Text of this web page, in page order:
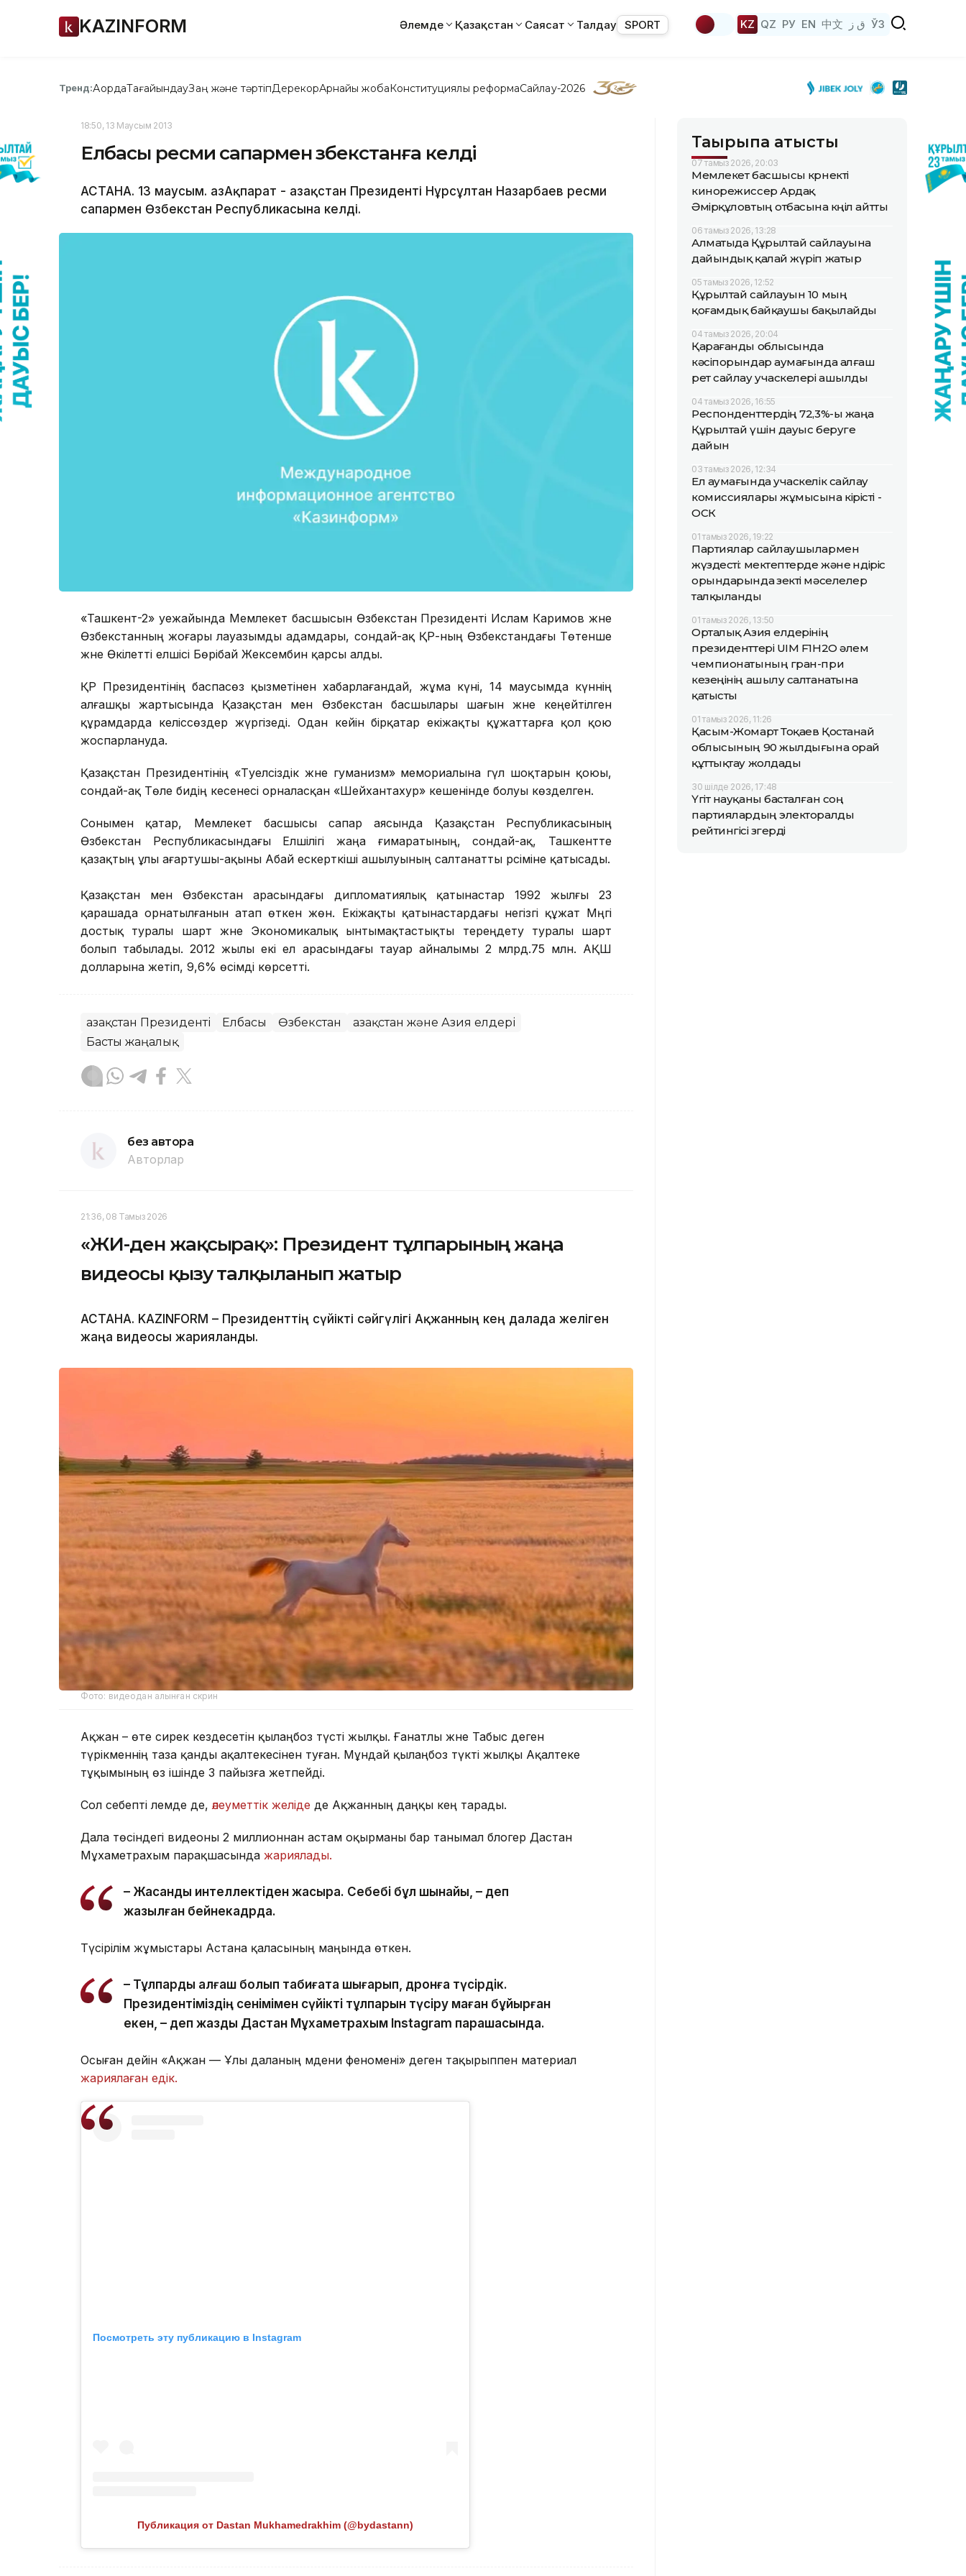
KAZINFORM Әлемде Қазақстан Саясат Талдау SPORT KZ QZ РУ EN 中文 ق ز ЎЗ
Тренд:АқордаТағайындауЗаң және тәртіпДерекқорАрнайы жобаКонституциялық реформаСайлау-2026
18:50, 13 Маусым 2013
Елбасы ресми сапармен Өзбекстанға келді
АСТАНА. 13 маусым. ҚазАқпарат - Қазақстан Президенті Нұрсұлтан Назарбаев ресми
сапармен Өзбекстан Республикасына келді.
«Ташкент-2» әуежайында Мемлекет басшысын Өзбекстан Президенті Ислам Каримов және
Өзбекстанның жоғары лауазымды адамдары, сондай-ақ ҚР-ның Өзбекстандағы Төтенше
және Өкілетті елшісі Бөрібай Жексембин қарсы алды.
ҚР Президентінің баспасөз қызметінен хабарлағандай, жұма күні, 14 маусымда күннің
алғашқы жартысында Қазақстан мен Өзбекстан басшылары шағын және кеңейтілген
құрамдарда келіссөздер жүргізеді. Одан кейін бірқатар екіжақты құжаттарға қол қою
жоспарлануда.
Қазақстан Президентінің «Тәуелсіздік және гуманизм» мемориалына гүл шоқтарын қоюы,
сондай-ақ Төле бидің кесенесі орналасқан «Шейхантахур» кешенінде болуы көзделген.
Сонымен қатар, Мемлекет басшысы сапар аясында Қазақстан Республикасының
Өзбекстан Республикасындағы Елшілігі жаңа ғимаратының, сондай-ақ, Ташкентте
қазақтың ұлы ағартушы-ақыны Абай ескерткіші ашылуының салтанатты рәсіміне қатысады.
Қазақстан мен Өзбекстан арасындағы дипломатиялық қатынастар 1992 жылғы 23
қарашада орнатылғанын атап өткен жөн. Екіжақты қатынастардағы негізгі құжат Мәңгі
достық туралы шарт және Экономикалық ынтымақтастықты тереңдету туралы шарт
болып табылады. 2012 жылы екі ел арасындағы тауар айналымы 2 млрд.75 млн. АҚШ
долларына жетіп, 9,6% өсімді көрсетті.
Қазақстан Президенті Елбасы Өзбекстан
Қазақстан және Азия елдері
Басты жаңалық
без автора
Авторлар
21:36, 08 Тамыз 2026
«ЖИ-ден жақсырақ»: Президент тұлпарының жаңа
видеосы қызу талқыланып жатыр
АСТАНА. KAZINFORM – Президенттің сүйікті сәйгүлігі Ақжанның кең далада желіген
жаңа видеосы жарияланды.
Фото: видеодан алынған скрин
Ақжан – өте сирек кездесетін қылаңбоз түсті жылқы. Ғанатлы және Табыс деген
түрікменнің таза қанды ақалтекесінен туған. Мұндай қылаңбоз түкті жылқы Ақалтеке
тұқымының өз ішінде 3 пайызға жетпейді.
Сол себепті әлемде де, әлеуметтік желіде де Ақжанның даңқы кең тарады.
Дала төсіндегі видеоны 2 миллионнан астам оқырманы бар танымал блогер Дастан
Мұхаметрахым парақшасында жариялады.
– Жасанды интеллектіден жақсырақ. Себебі бұл шынайы, – деп
жазылған бейнекадрда.
Түсірілім жұмыстары Астана қаласының маңында өткен.
– Тұлпарды алғаш болып табиғатқа шығарып, дронға түсірдік.
Президентіміздің сенімімен сүйікті тұлпарын түсіру маған бұйырған
екен, – деп жазды Дастан Мұхаметрахым Instagram парақшасында.
Осыған дейін «Ақжан — Ұлы даланың мәдени феномені» деген тақырыппен материал
жариялаған едік.
Посмотреть эту публикацию в Instagram
Публикация от Dastan Mukhamedrakhim (@bydastann)
Тақырыпқа қатысты
07 тамыз 2026, 20:03
Мемлекет басшысы көрнекті
кинорежиссер Ардақ
Әмірқұловтың отбасына көңіл айтты
06 тамыз 2026, 13:28
Алматыда Құрылтай сайлауына
дайындық қалай жүріп жатыр
05 тамыз 2026, 12:52
Құрылтай сайлауын 10 мың
қоғамдық байқаушы бақылайды
04 тамыз 2026, 20:04
Қарағанды облысында
кәсіпорындар аумағында алғаш
рет сайлау учаскелері ашылды
04 тамыз 2026, 16:55
Респонденттердің 72,3%-ы жаңа
Құрылтай үшін дауыс беруге
дайын
03 тамыз 2026, 12:34
Ел аумағында учаскелік сайлау
комиссиялары жұмысына кірісті -
ОСК
01 тамыз 2026, 19:22
Партиялар сайлаушылармен
жүздесті: мектептерде және өндіріс
орындарында өзекті мәселелер
талқыланды
01 тамыз 2026, 13:50
Орталық Азия елдерінің
президенттері UIM F1H2O әлем
чемпионатының гран-при
кезеңінің ашылу салтанатына
қатысты
01 тамыз 2026, 11:26
Қасым-Жомарт Тоқаев Қостанай
облысының 90 жылдығына орай
құттықтау жолдады
30 шілде 2026, 17:48
Үгіт науқаны басталған соң
партиялардың электоралды
рейтингісі өзгерді